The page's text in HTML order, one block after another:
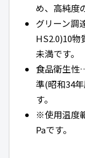
め、高純度
グリーン調
HS2.0)10物
未満です。
食品衛生性
準(昭和34
す。
※使用温度
Paです。